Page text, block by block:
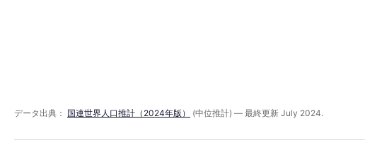
年
データ出典： 国連世界人口推計（2024年版） (中位推計) — 最終更新 July 2024.